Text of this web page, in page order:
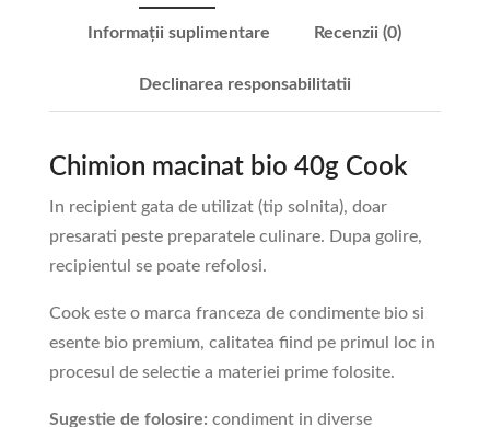
Informații suplimentare Recenzii (0)
Declinarea responsabilitatii
Chimion macinat bio 40g Cook
In recipient gata de utilizat (tip solnita), doar
presarati peste preparatele culinare. Dupa golire,
recipientul se poate refolosi.
Cook este o marca franceza de condimente bio si
esente bio premium, calitatea fiind pe primul loc in
procesul de selectie a materiei prime folosite.
Sugestie de folosire: condiment in diverse